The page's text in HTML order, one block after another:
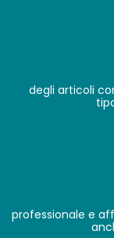
degli articoli
professionale e